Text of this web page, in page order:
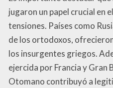
jugaron un papel crucial en
tensiones. Países como
de los ortodoxos,
los insurgentes griegos.
ejercida por Francia y Gran
Otomano contribuyó a